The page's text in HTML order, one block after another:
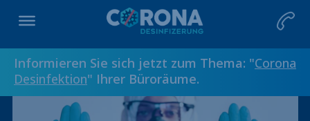
Informieren Sie sich jetzt zum Thema: "Corona
Desinfektion" Ihrer Büroräume.